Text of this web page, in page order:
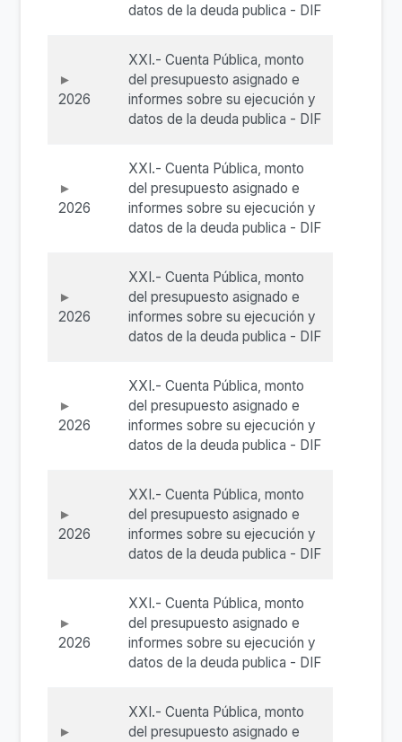
datos de la deuda publica - DIF
2026
XXI.- Cuenta Pública, monto
del presupuesto asignado e
informes sobre su ejecución y
datos de la deuda publica - DIF
2026
XXI.- Cuenta Pública, monto
del presupuesto asignado e
informes sobre su ejecución y
datos de la deuda publica - DIF
2026
XXI.- Cuenta Pública, monto
del presupuesto asignado e
informes sobre su ejecución y
datos de la deuda publica - DIF
2026
XXI.- Cuenta Pública, monto
del presupuesto asignado e
informes sobre su ejecución y
datos de la deuda publica - DIF
2026
XXI.- Cuenta Pública, monto
del presupuesto asignado e
informes sobre su ejecución y
datos de la deuda publica - DIF
2026
XXI.- Cuenta Pública, monto
del presupuesto asignado e
informes sobre su ejecución y
datos de la deuda publica - DIF
XXI.- Cuenta Pública, monto
del presupuesto asignado e